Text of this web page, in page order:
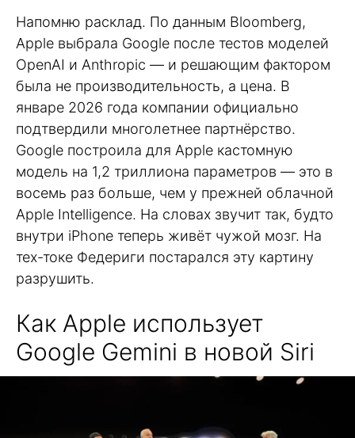
Напомню расклад. По данным Bloomberg,
Apple выбрала Google после тестов моделей
OpenAI и Anthropic — и решающим фактором
была не производительность, а цена. В
январе 2026 года компании официально
подтвердили многолетнее партнёрство.
Google построила для Apple кастомную
модель на 1,2 триллиона параметров — это в
восемь раз больше, чем у прежней облачной
Apple Intelligence. На словах звучит так, будто
внутри iPhone теперь живёт чужой мозг. На
тех-токе Федериги постарался эту картину
разрушить.
Как Apple использует
Google Gemini в новой Siri